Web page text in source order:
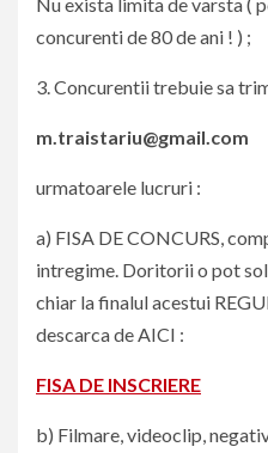
concurenti de 80 de ani ! ) ;
3. Concurentii trebuie sa
m.traistariu@gmail.com
urmatoarele lucruri :
a) FISA DE CONCURS,
intregime. Doritorii o pot
chiar la finalul acestui
descarca de AICI :
FISA DE INSCRIERE
b) Filmare, videoclip,